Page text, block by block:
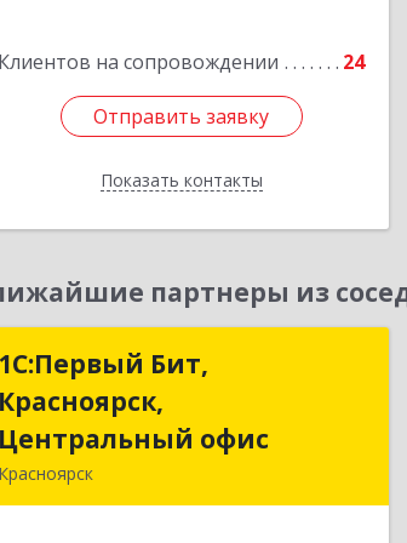
Клиентов на сопровождении 24
Отправить заявку
Показать контакты
Отправить заявку
Назад
партнеры из
1С:Первый Бит,
Красноярск,
Центральный офис
Красноярск
1С:Первый Бит,
Центральный офис